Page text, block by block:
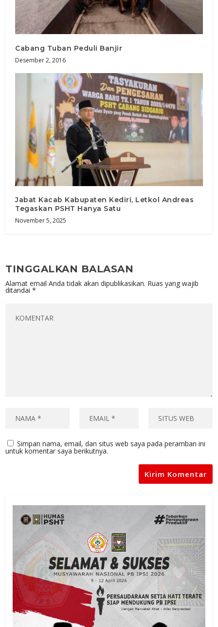
Cabang Tuban Peduli Banjir
Desember 2, 2016
Jabat Kacab Kabupaten Kediri, Letkol Andreas
Tegaskan PSHT Hanya Satu
November 5, 2025
TINGGALKAN BALASAN
Alamat email Anda tidak akan dipublikasikan. Ruas yang wajib
ditandai*
Simpan nama, email, dan situs web saya pada peramban ini
untuk komentar saya berikutnya.